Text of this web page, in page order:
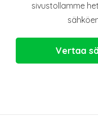
sivustollamme
Vertaa